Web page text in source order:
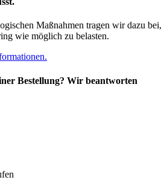
Maßnahmen tragen wir dazu bei,
wie möglich zu belasten.
Bestellung? Wir beantworten